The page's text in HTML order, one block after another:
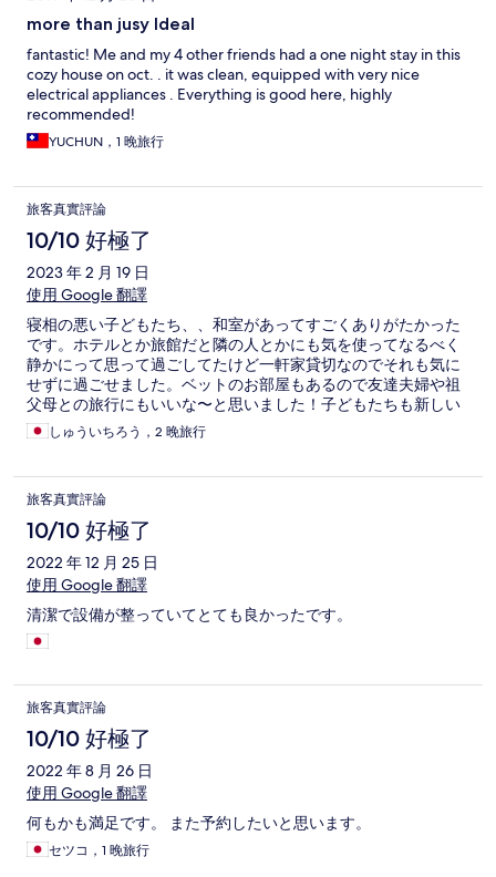
more than jusy Ideal
fantastic! Me and my 4 other friends had a one night stay in this
cozy house on oct. . it was clean, equipped with very nice
electrical appliances . Everything is good here, highly
recommended!
YUCHUN，1 晚旅行
旅客真實評論
10/10 好極了
2023 年 2 月 19 日
使用 Google 翻譯
寝相の悪い子どもたち、、和室があってすごくありがたかった
です。ホテルとか旅館だと隣の人とかにも気を使ってなるべく
静かにって思って過ごしてたけど一軒家貸切なのでそれも気に
せずに過ごせました。ベットのお部屋もあるので友達夫婦や祖
父母との旅行にもいいな〜と思いました！子どもたちも新しい
お家！？とワクワクしてました笑 最初に対応してくれた方もと
ても気さくな方でいい気持ちで旅行が始められました！
しゅういちろう，2 晚旅行
旅客真實評論
10/10 好極了
2022 年 12 月 25 日
使用 Google 翻譯
清潔で設備が整っていてとても良かったです。
旅客真實評論
10/10 好極了
2022 年 8 月 26 日
使用 Google 翻譯
何もかも満足です。 また予約したいと思います。
セツコ，1 晚旅行